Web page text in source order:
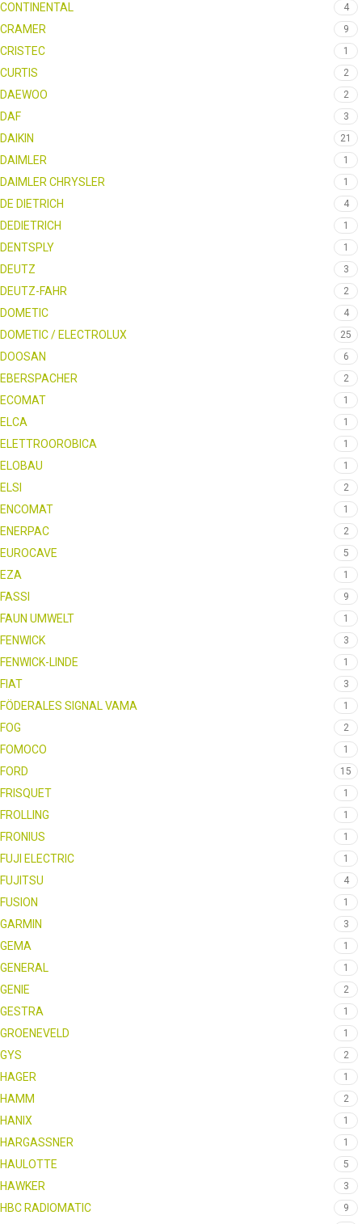
CONTINENTAL 4
CRAMER 9
CRISTEC 1
CURTIS 2
DAEWOO 2
DAF 3
DAIKIN 21
DAIMLER 1
DAIMLER CHRYSLER 1
DE DIETRICH 4
DEDIETRICH 1
DENTSPLY 1
DEUTZ 3
DEUTZ-FAHR 2
DOMETIC 4
DOMETIC / ELECTROLUX 25
DOOSAN 6
EBERSPACHER 2
ECOMAT 1
ELCA 1
ELETTROOROBICA 1
ELOBAU 1
ELSI 2
ENCOMAT 1
ENERPAC 2
EUROCAVE 5
EZA 1
FASSI 9
FAUN UMWELT 1
FENWICK 3
FENWICK-LINDE 1
FIAT 3
FÖDERALES SIGNAL VAMA 1
FOG 2
FOMOCO 1
FORD 15
FRISQUET 1
FROLLING 1
FRONIUS 1
FUJI ELECTRIC 1
FUJITSU 4
FUSION 1
GARMIN 3
GEMA 1
GENERAL 1
GENIE 2
GESTRA 1
GROENEVELD 1
GYS 2
HAGER 1
HAMM 2
HANIX 1
HARGASSNER 1
HAULOTTE 5
HAWKER 3
HBC RADIOMATIC 9